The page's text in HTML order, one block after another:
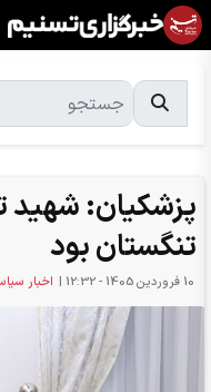
پزشکیان: شهید
تنگستان بود
10 فروردين 1405 - 12:32 | اخبار